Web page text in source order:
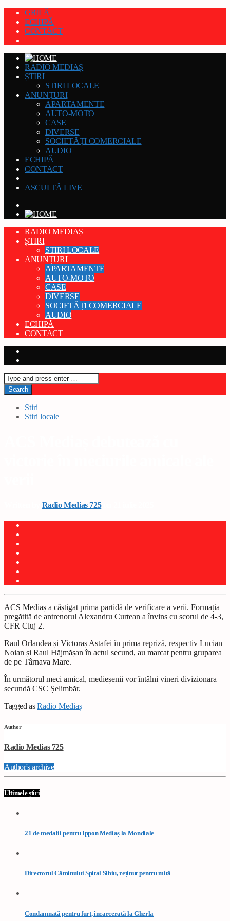
GRILĂ
ECHIPĂ
CONTACT
RADIO MEDIAȘ
ȘTIRI
STIRI LOCALE
ANUNȚURI
APARTAMENTE
AUTO-MOTO
CASE
DIVERSE
SOCIETĂȚI COMERCIALE
AUDIO
ECHIPĂ
CONTACT
ASCULTĂ LIVE
RADIO MEDIAȘ
ȘTIRI
STIRI LOCALE
ANUNȚURI
APARTAMENTE
AUTO-MOTO
CASE
DIVERSE
SOCIETĂȚI COMERCIALE
AUDIO
ECHIPĂ
CONTACT
Stiri
Stiri locale
Radio Medias 725on 21 iulie 2025
ACS Mediaș a câștigat prima partidă de verificare a verii. Formația
pregătită de antrenorul Alexandru Curtean a învins cu scorul de 4-3,
CFR Cluj 2.
Raul Orlandea și Victoraș Astafei în prima repriză, respectiv Lucian
Noian și Raul Hăjmășan în actul secund, au marcat pentru gruparea
de pe Târnava Mare.
În următorul meci amical, medieșenii vor întâlni vineri divizionara
secundă CSC Șelimbăr.
Tagged asRadio Mediaș
Author
Radio Medias 725
Author's archive
Ultimele știri
21 de medalii pentru Ippon Mediaș la Mondiale
Directorul Căminului Spital Sibiu, reținut pentru mită
Condamnată pentru furt, încarcerată la Gherla